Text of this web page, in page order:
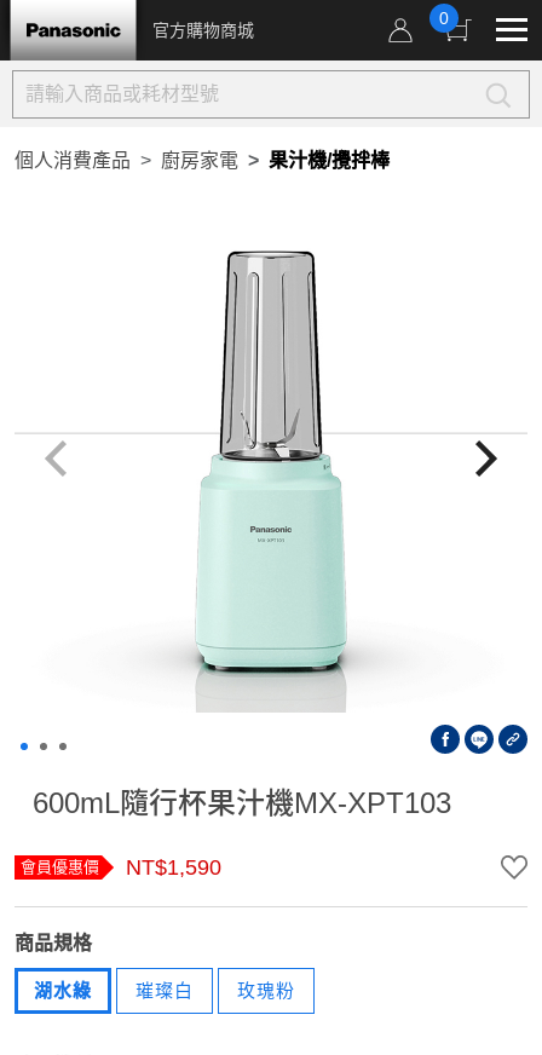
官方購物商城
0
個人消費產品 廚房家電 果汁機/攪拌棒
600mL隨行杯果汁機MX-XPT103
會員優惠價 NT$1,590
商品規格
湖水綠 璀璨白 玫瑰粉